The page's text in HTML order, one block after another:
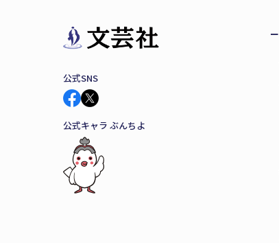
公式SNS
公式キャラ ぶんちよ